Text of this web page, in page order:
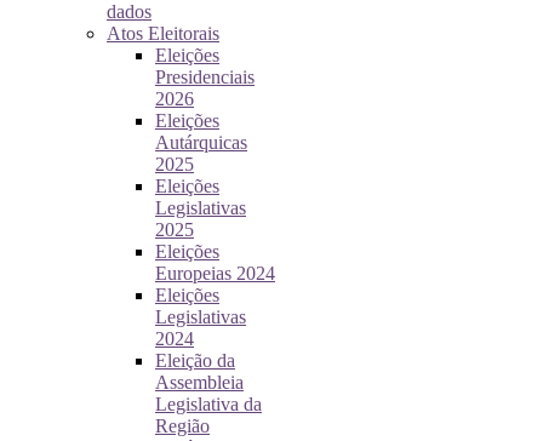
dados
Atos Eleitorais
Eleições
Presidenciais
2026
Eleições
Autárquicas
2025
Eleições
Legislativas
2025
Eleições
Europeias 2024
Eleições
Legislativas
2024
Eleição da
Assembleia
Legislativa da
Região